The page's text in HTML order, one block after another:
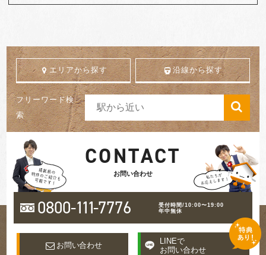
エリアから探す 沿線から探す
フリーワード検
索
CONTACT
お問い合わせ
0800-111-7776
受付時間/10:00〜19:00
年中無休
お問い合わせ
LINEで
お問い合わせ